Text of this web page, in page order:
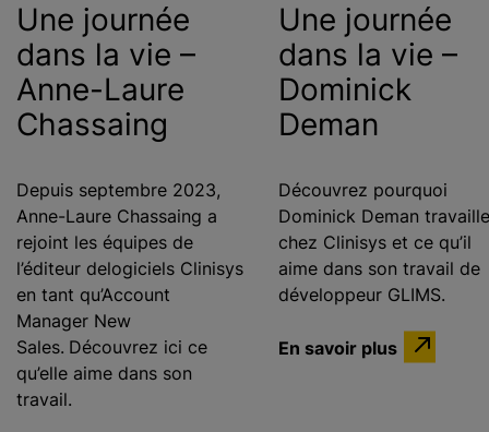
Une journée
dans la vie –
Anne-Laure
Chassaing
Depuis septembre 2023,
Anne-Laure Chassaing a
rejoint les équipes de
l’éditeur delogiciels Clinisys
en tant qu’Account
Manager New
Sales. Découvrez ici ce
qu’elle aime dans son
travail.
Une journée
dans la vie –
Dominick
Deman
Découvrez pourquoi
Dominick Deman travaille
chez Clinisys et ce qu’il
aime dans son travail de
développeur GLIMS.
En savoir plus